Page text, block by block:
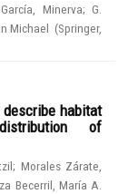
Minerva;G.
Michael (Springer,
habitat
of
; Morales Zárate,
Becerril, María A.